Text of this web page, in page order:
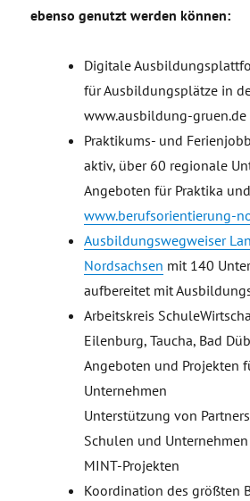
ebenso genutzt werden können:
Digitale
für Ausbildungsplätze in
www.ausbildung-gruen.de
Praktikums- und
aktiv, über 60 regionale
Angeboten für Praktika
www.berufsorientierung-
Ausbildungswegweiser
Nordsachsen mit 140
aufbereitet mit
Arbeitskreis
Eilenburg, Taucha, Bad
Angeboten und Projekten
Unternehmen
Unterstützung von
Schulen und
MINT-Projekten
Koordination des größten